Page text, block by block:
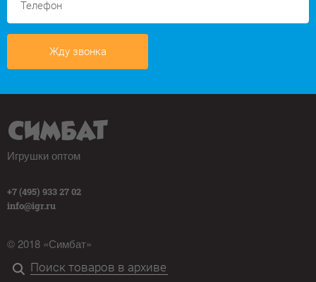
Жду звонка
Игрушки оптом
+7 (495) 933 27 02
info@igr.ru
© 2018 «Симбат»